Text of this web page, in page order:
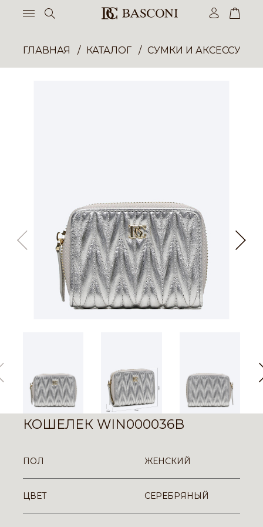
ГЛАВНАЯ КАТАЛОГ СУМКИ И
КОШЕЛЕК WIN000036B
ПОЛ ЖЕНСКИЙ
ЦВЕТ СЕРЕБРЯНЫЙ